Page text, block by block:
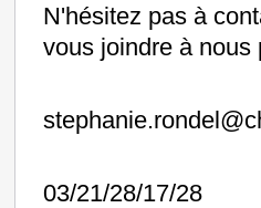
N'hésitez pas à
vous joindre à nous
03/21/28/17/28